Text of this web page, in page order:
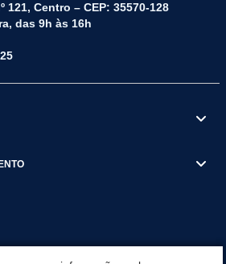
121, Centro – CEP: 35570-128
das 9h às 16h